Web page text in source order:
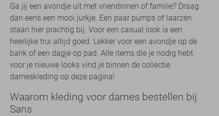
Ga jij een avondje uit met vriendinnen of familie? Draag
dan eens een mooi jurkje. Een paar pumps of laarzen
staan hier prachtig bij. Voor een casual look is een
heerlijke trui altijd goed. Lekker voor een avondje op de
bank of een dagje op pad. Alle items die je nodig hebt
voor je nieuwe looks vind je binnen de collectie
dameskleding op deze pagina!
Waarom kleding voor dames bestellen bij
Sans